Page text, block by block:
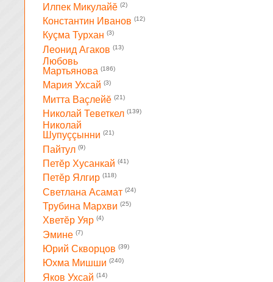
Илпек Микулайĕ (2)
Константин Иванов (12)
Куçма Турхан (3)
Леонид Агаков (13)
Любовь
Мартьянова (186)
Мария Ухсай (3)
Митта Ваçлейĕ (21)
Николай Теветкел (139)
Николай
Шупуççынни (21)
Пайтул (9)
Петĕр Хусанкай (41)
Петĕр Ялгир (118)
Светлана Асамат (24)
Трубина Мархви (25)
Хветĕр Уяр (4)
Эмине (7)
Юрий Скворцов (39)
Юхма Мишши (240)
Яков Ухсай (14)